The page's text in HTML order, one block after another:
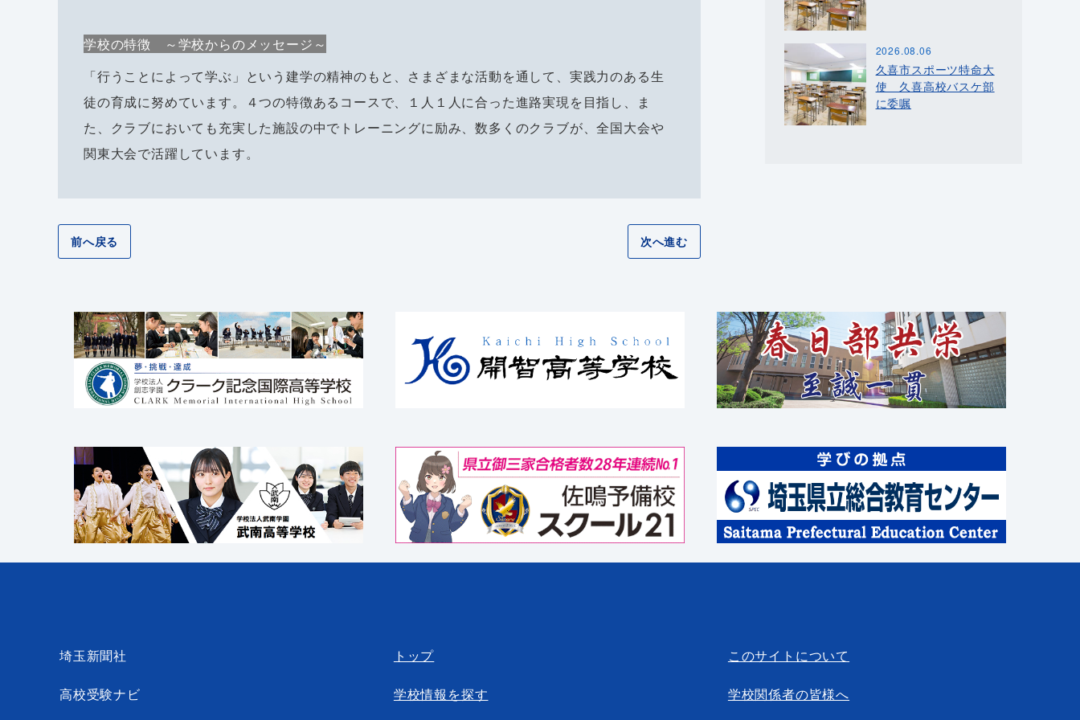
学校の特徴 ～学校からのメッセージ～
「行うことによって学ぶ」という建学の精神のもと、さまざまな活動を通して、実践力のある生
徒の育成に努めています。４つの特徴あるコースで、１人１人に合った進路実現を目指し、ま
た、クラブにおいても充実した施設の中でトレーニングに励み、数多くのクラブが、全国大会や
関東大会で活躍しています。
前へ戻る 次へ進む
2026.08.06
久喜市スポーツ特命大
使 久喜高校バスケ部
に委嘱
埼玉新聞社
高校受験ナビ
トップ
学校情報を探す
このサイトについて
学校関係者の皆様へ